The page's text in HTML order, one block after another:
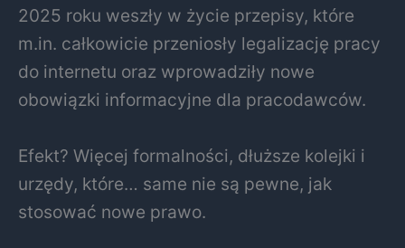
2025 roku weszły w życie przepisy, które
m.in. całkowicie przeniosły legalizację pracy
do internetu oraz wprowadziły nowe
obowiązki informacyjne dla pracodawców.
Efekt? Więcej formalności, dłuższe kolejki i
urzędy, które… same nie są pewne, jak
stosować nowe prawo.